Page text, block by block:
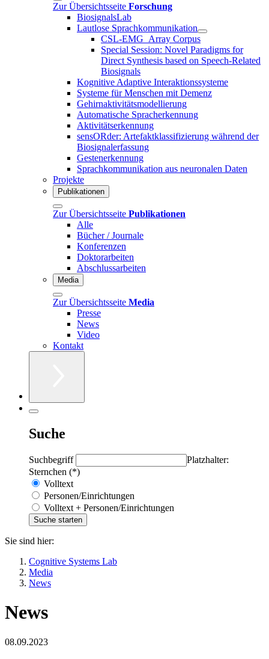
Zur Übersichtsseite Forschung
BiosignalsLab
Lautlose Sprachkommunikation
CSL-EMG_Array Corpus
Special Session: Novel Paradigms for
Direct Synthesis based on Speech-Related
Biosignals
Kognitive Adaptive Interaktionssysteme
Systeme für Menschen mit Demenz
Gehirnaktivitätsmodellierung
Automatische Spracherkennung
Aktivitätserkennung
sensORder: Artefaktklassifizierung während der
Biosignalerfassung
Gestenerkennung
Sprachkommunikation aus neuronalen Daten
Projekte
Publikationen
Zur Übersichtsseite Publikationen
Alle
Bücher / Journale
Konferenzen
Doktorarbeiten
Abschlussarbeiten
Media
Zur Übersichtsseite Media
Presse
News
Video
Kontakt
Suche
Suchbegriff
Platzhalter:
Sternchen (*)
Volltext
Personen/Einrichtungen
Volltext + Personen/Einrichtungen
Sie sind hier:
Cognitive Systems Lab
Media
News
News
08.09.2023